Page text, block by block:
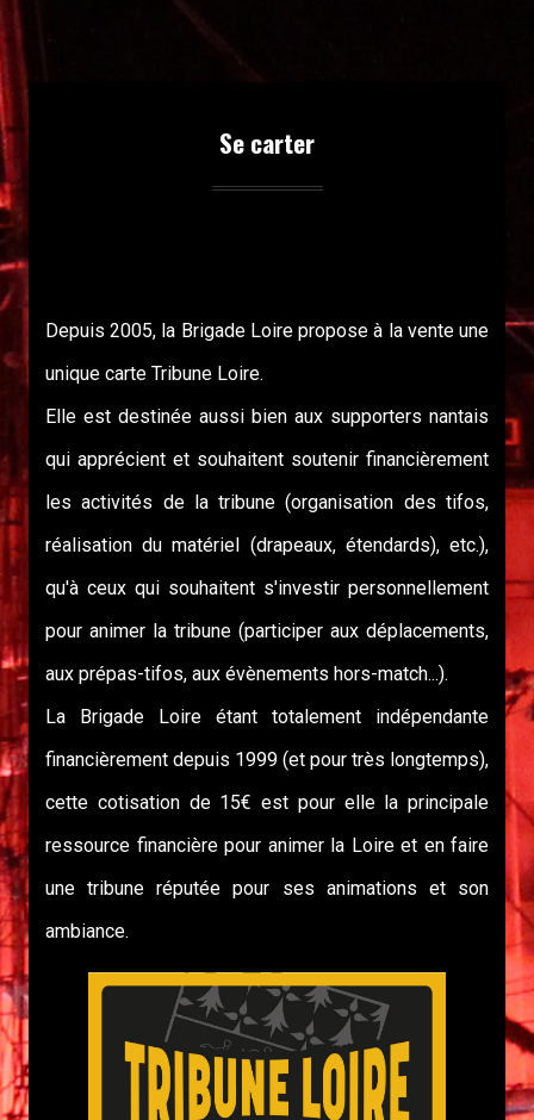
Se carter
Depuis 2005, la Brigade Loire propose à la vente une
unique carte Tribune Loire.
Elle est destinée aussi bien aux supporters nantais
qui apprécient et souhaitent soutenir financièrement
les activités de la tribune (organisation des tifos,
réalisation du matériel (drapeaux, étendards), etc.),
qu'à ceux qui souhaitent s'investir personnellement
pour animer la tribune (participer aux déplacements,
aux prépas-tifos, aux évènements hors-match...).
La Brigade Loire étant totalement indépendante
financièrement depuis 1999 (et pour très longtemps),
cette cotisation de 15€ est pour elle la principale
ressource financière pour animer la Loire et en faire
une tribune réputée pour ses animations et son
ambiance.